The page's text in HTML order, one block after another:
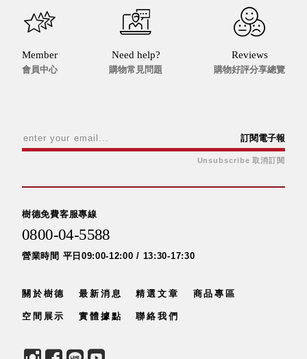
Member
會員中心
Need help?
購物常見問題
Reviews
購物好評分享總覽
訂閱電子報
Unsubscribe 取消訂閱
樹德免費客服專線
0800-04-5588
營業時間 平日09:00-12:00 / 13:30-17:30
關於樹德 最新消息 精選文章 商品專區
空間展示 實體據點 聯絡我們